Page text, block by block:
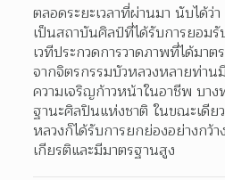
ตลอดระยะเวลาที่ผ่านมา นับได้ว่
เป็นสถาบันศิลป์ที่ได้รับการยอมรั
เวทีประกวดการวาดภาพที่ได้มา
จากจิตรกรรมบัวหลวงหลายท่า
ความเจริญก้าวหน้าในอาชีพ บา
ฐานะศิลปินแห่งชาติ ในขณะเดีย
หลวงก็ได้รับการยกย่องอย่างกว้า
เกียรติและมีมาตรฐานสูง